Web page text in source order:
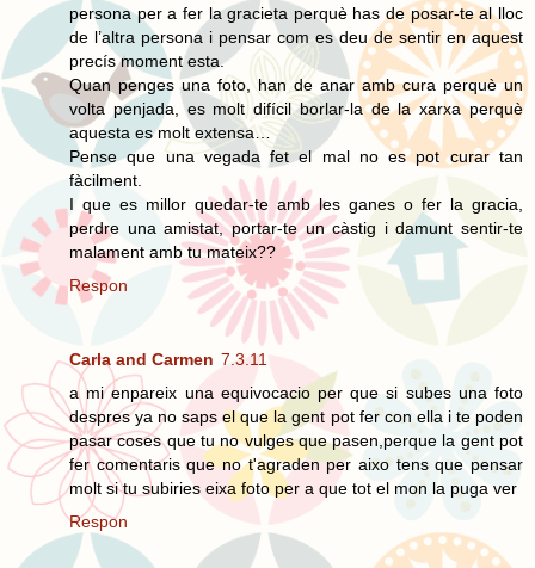
persona per a fer la gracieta perquè has de posar-te al lloc
de l’altra persona i pensar com es deu de sentir en aquest
precís moment esta.
Quan penges una foto, han de anar amb cura perquè un
volta penjada, es molt difícil borlar-la de la xarxa perquè
aquesta es molt extensa…
Pense que una vegada fet el mal no es pot curar tan
fàcilment.
I que es millor quedar-te amb les ganes o fer la gracia,
perdre una amistat, portar-te un càstig i damunt sentir-te
malament amb tu mateix??
Respon
Carla and Carmen 7.3.11
a mi enpareix una equivocacio per que si subes una foto
despres ya no saps el que la gent pot fer con ella i te poden
pasar coses que tu no vulges que pasen,perque la gent pot
fer comentaris que no t'agraden per aixo tens que pensar
molt si tu subiries eixa foto per a que tot el mon la puga ver
Respon